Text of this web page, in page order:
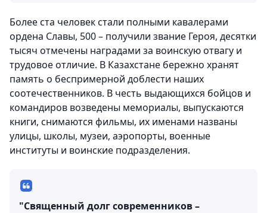
Более ста человек стали полными кавалерами
ордена Славы, 500 – получили звание Героя, десятки
тысяч отмечены наградами за воинскую отвагу и
трудовое отличие. В Казахстане бережно хранят
память о беспримерной доблести наших
соотечественников. В честь выдающихся бойцов и
командиров возведены мемориалы, выпускаются
книги, снимаются фильмы, их именами названы
улицы, школы, музеи, аэропорты, военные
институты и воинские подразделения.
"Священный долг современников –